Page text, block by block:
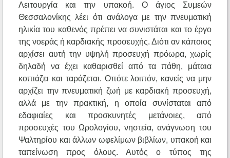
Λειτουργία και την υπακοή. Ο άγιος Συμεών
Θεσσαλονίκης λέει ότι ανάλογα με την πνευματική
ηλικία του καθενός πρέπει να συνιστάται και το έργο
της νοεράς ή καρδιακής προσευχής. Διότι αν κάποιος
αρχίσει αυτή την υψηλή προσευχή πρόωρα, χωρίς
δηλαδή να έχει καθαρισθεί από τα πάθη, μάταια
κοπιάζει και ταράζεται. Οπότε λοιπόν, κανείς να μην
αρχίζει την πνευματική ζωή με καρδιακή προσευχή,
αλλά με την πρακτική, η οποία συνίσταται από
εδαφιαίες και προσκυνητές μετάνοιες, από
προσευχές του Ωρολογίου, νηστεία, ανάγνωση του
Ψαλτηρίου και άλλων ωφελίμων βιβλίων, υπακοή και
ταπείνωση προς όλους. Αυτός ο τύπος της